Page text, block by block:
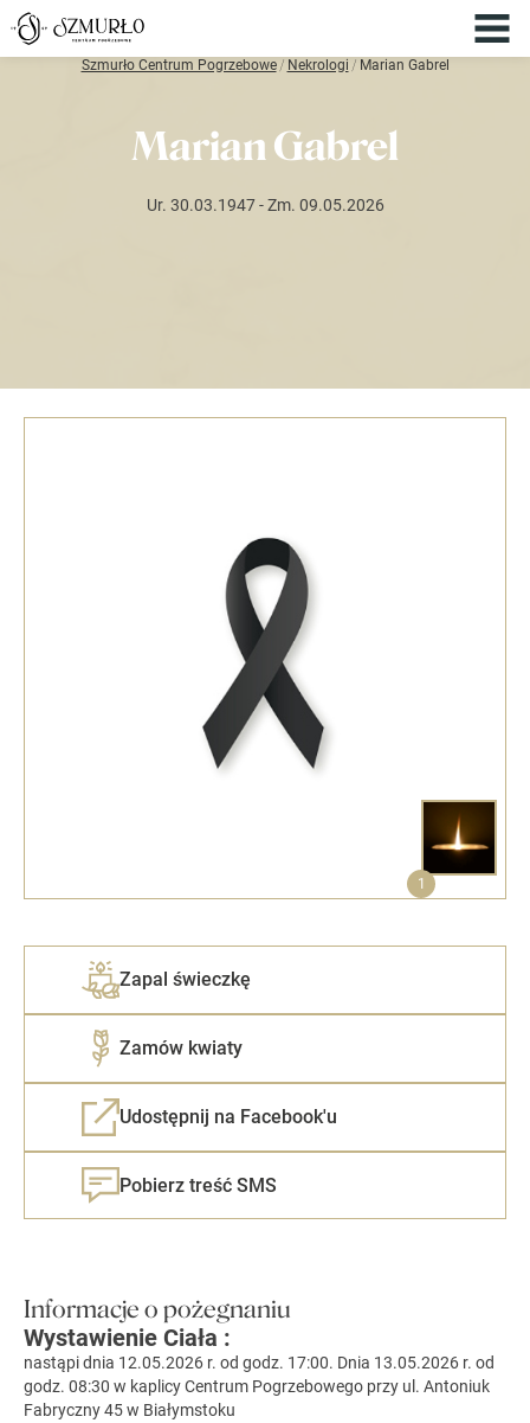
Szmurło Centrum Pogrzebowe/ Nekrologi / Marian Gabrel
Marian Gabrel
Ur. 30.03.1947 - Zm. 09.05.2026
1
Zapal świeczkę
Zamów kwiaty
Udostępnij na Facebook'u
Pobierz treść SMS
Informacje o pożegnaniu
Wystawienie Ciała :
nastąpi dnia 12.05.2026 r. od godz. 17:00. Dnia 13.05.2026 r. od
godz. 08:30 w kaplicy Centrum Pogrzebowego przy ul. Antoniuk
Fabryczny 45 w Białymstoku